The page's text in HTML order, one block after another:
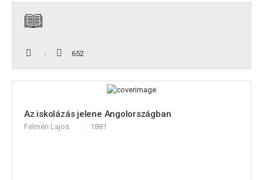
652
Az iskolázás jelene Angolországban
Felméri Lajos 1881